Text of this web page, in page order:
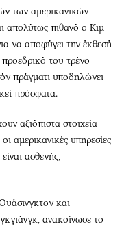
των αμερικανικών
απολύτως πιθανό ο Κιμ
να αποφύγει την έκθεσή
του τρένο
πράγματι υποδηλώνει
πρόσφατα.
αξιόπιστα στοιχεία
αμερικανικές υπηρεσίες
ασθενής,
και
ανακοίνωσε το